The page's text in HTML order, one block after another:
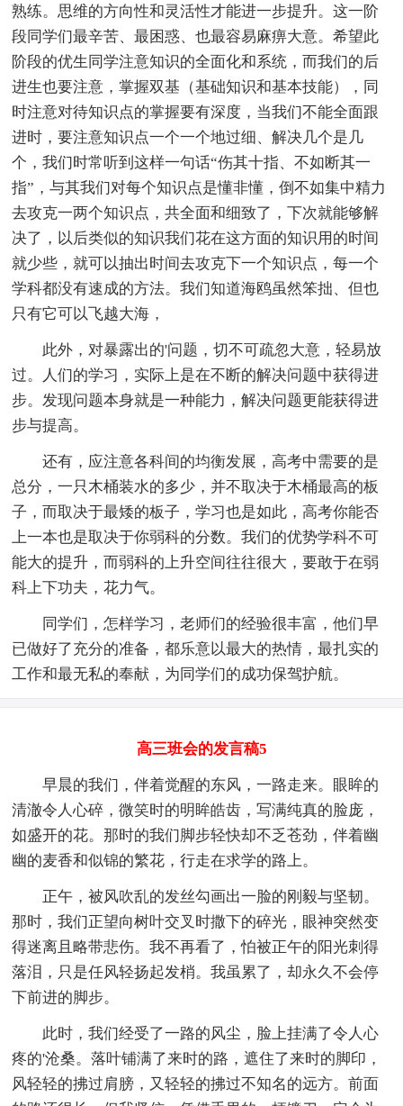
熟练。思维的方向性和灵活性才能进一步提升。这一阶
段同学们最辛苦、最困惑、也最容易麻痹大意。希望此
阶段的优生同学注意知识的全面化和系统，而我们的后
进生也要注意，掌握双基（基础知识和基本技能），同
时注意对待知识点的掌握要有深度，当我们不能全面跟
进时，要注意知识点一个一个地过细、解决几个是几
个，我们时常听到这样一句话“伤其十指、不如断其一
指”，与其我们对每个知识点是懂非懂，倒不如集中精力
去攻克一两个知识点，共全面和细致了，下次就能够解
决了，以后类似的知识我们花在这方面的知识用的时间
就少些，就可以抽出时间去攻克下一个知识点，每一个
学科都没有速成的方法。我们知道海鸥虽然笨拙、但也
只有它可以飞越大海，
此外，对暴露出的'问题，切不可疏忽大意，轻易放
过。人们的学习，实际上是在不断的解决问题中获得进
步。发现问题本身就是一种能力，解决问题更能获得进
步与提高。
还有，应注意各科间的均衡发展，高考中需要的是
总分，一只木桶装水的多少，并不取决于木桶最高的板
子，而取决于最矮的板子，学习也是如此，高考你能否
上一本也是取决于你弱科的分数。我们的优势学科不可
能大的提升，而弱科的上升空间往往很大，要敢于在弱
科上下功夫，花力气。
同学们，怎样学习，老师们的经验很丰富，他们早
已做好了充分的准备，都乐意以最大的热情，最扎实的
工作和最无私的奉献，为同学们的成功保驾护航。
高三班会的发言稿5
早晨的我们，伴着觉醒的东风，一路走来。眼眸的
清澈令人心碎，微笑时的明眸皓齿，写满纯真的脸庞，
如盛开的花。那时的我们脚步轻快却不乏苍劲，伴着幽
幽的麦香和似锦的繁花，行走在求学的路上。
正午，被风吹乱的发丝勾画出一脸的刚毅与坚韧。
那时，我们正望向树叶交叉时撒下的碎光，眼神突然变
得迷离且略带悲伤。我不再看了，怕被正午的阳光刺得
落泪，只是任风轻扬起发梢。我虽累了，却永久不会停
下前进的脚步。
此时，我们经受了一路的风尘，脸上挂满了令人心
疼的'沧桑。落叶铺满了来时的路，遮住了来时的脚印，
风轻轻的拂过肩膀，又轻轻的拂过不知名的远方。前面